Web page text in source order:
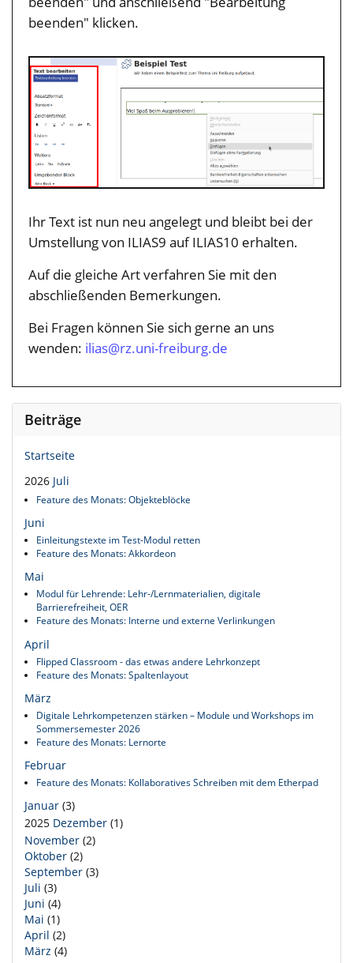
beenden" klicken.
Ihr Text ist nun neu angelegt und bleibt bei der
Umstellung von ILIAS9 auf ILIAS10 erhalten.
Auf die gleiche Art verfahren Sie mit den
abschließenden Bemerkungen.
Bei Fragen können Sie sich gerne an uns
wenden: ilias@rz.uni-freiburg.de
Beiträge
Startseite
2026 Juli
Feature des Monats: Objekteblöcke
Juni
Einleitungstexte im Test-Modul retten
Feature des Monats: Akkordeon
Mai
Modul für Lehrende: Lehr-/Lernmaterialien, digitale
Barrierefreiheit, OER
Feature des Monats: Interne und externe Verlinkungen
April
Flipped Classroom - das etwas andere Lehrkonzept
Feature des Monats: Spaltenlayout
März
Digitale Lehrkompetenzen stärken – Module und Workshops im
Sommersemester 2026
Feature des Monats: Lernorte
Februar
Feature des Monats: Kollaboratives Schreiben mit dem Etherpad
Januar (3)
2025 Dezember (1)
November (2)
Oktober (2)
September (3)
Juli (3)
Juni (4)
Mai (1)
April (2)
März (4)